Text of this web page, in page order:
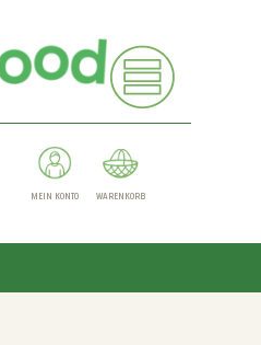
MEIN KONTO WARENKORB